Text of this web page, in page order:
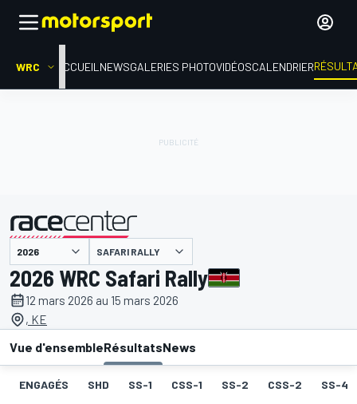
WRC ACCUEIL NEWSGALERIES PHOTOVIDÉOSCALENDRIER
présenté par SAFARI RALLY
2026 WRC Safari Rally
12 mars 2026 au 15 mars 2026
, KE
Vue d'ensembleRésultatsNews
ENGAGÉS SHD SS-1 CSS-1 SS-2 CSS-2 SS-4